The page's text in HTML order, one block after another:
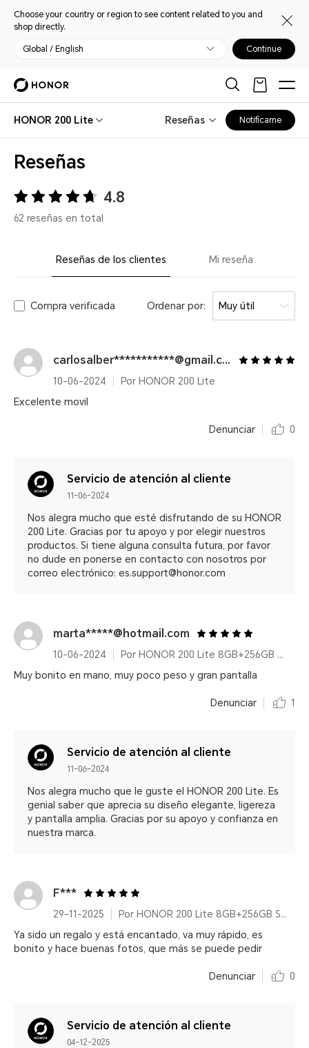
Choose your country or region to see content related to you and
shop directly.
Global / English Continue
HONOR 200 Lite Reseñas Notifícame
Reseñas
4.8
62 reseñas en total
Reseñas de los clientes Mi reseña
Compra verificada Ordenar por: Muy útil
carlosalber***********@gmail.com
10-06-2024
Por HONOR 200 Lite
Excelente movil
Denunciar 0
Servicio de atención al cliente
11-06-2024
Nos alegra mucho que esté disfrutando de su HONOR
200 Lite. Gracias por tu apoyo y por elegir nuestros
productos. Si tiene alguna consulta futura, por favor
no dude en ponerse en contacto con nosotros por
correo electrónico: es.support@honor.com
marta*****@hotmail.com
10-06-2024
Por HONOR 200 Lite 8GB+256GB Cyan Lake
Muy bonito en mano, muy poco peso y gran pantalla
Denunciar 1
Servicio de atención al cliente
11-06-2024
Nos alegra mucho que le guste el HONOR 200 Lite. Es
genial saber que aprecia su diseño elegante, ligereza
y pantalla amplia. Gracias por su apoyo y confianza en
nuestra marca.
F***
29-11-2025
Por HONOR 200 Lite 8GB+256GB Starry Blue
Ya sido un regalo y está encantado, va muy rápido, es
bonito y hace buenas fotos, que más se puede pedir
Denunciar 0
Servicio de atención al cliente
04-12-2025